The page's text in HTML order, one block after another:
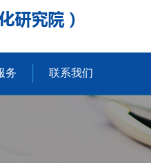
务 联系我们